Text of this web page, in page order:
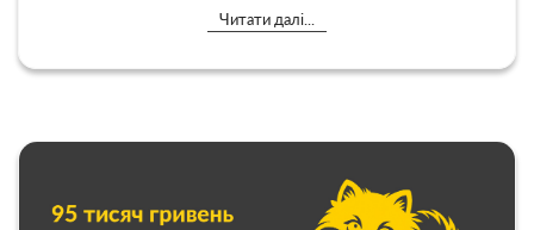
Читати далі...